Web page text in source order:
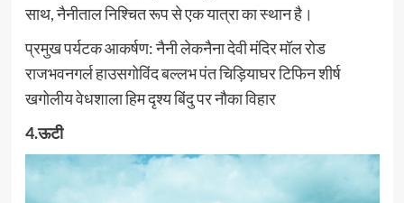
साथ, नैनीताल निश्चित रूप से एक यात्रा का स्थान है।
प्रमुख पर्यटक आकर्षण: नैनी लेकनैना देवी मंदिर मॉल रोड
राजभवनगर्ल हाउसगोविंद बल्लभ पंत चिड़ियाघर टिफिन शीर्ष
खगोलीय वेधशाला हिम दृश्य बिंदु पर नौका विहार
4.ऊटी